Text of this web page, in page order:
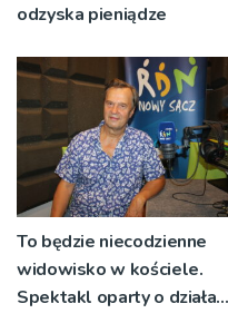
odzyska pieniądze
To będzie niecodzienne
widowisko w kościele.
Spektakl oparty o działa